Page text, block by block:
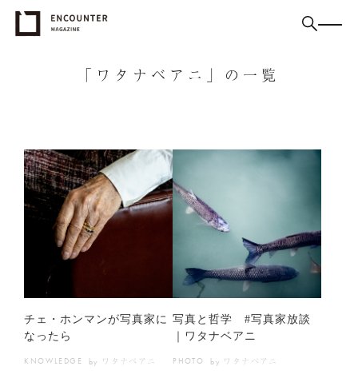
「ワタナベアニ」の一覧
チェ・ホンマンが写真家に
なったら
KNOWLEDGE by ワタナベアニ
写真と哲学 #写真家放談
｜ワタナベアニ
PHOTO by ワタナベアニ